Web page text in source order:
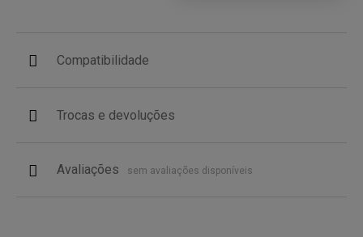
Compatibilidade
Trocas e devoluções
Avaliações sem avaliações disponíveis